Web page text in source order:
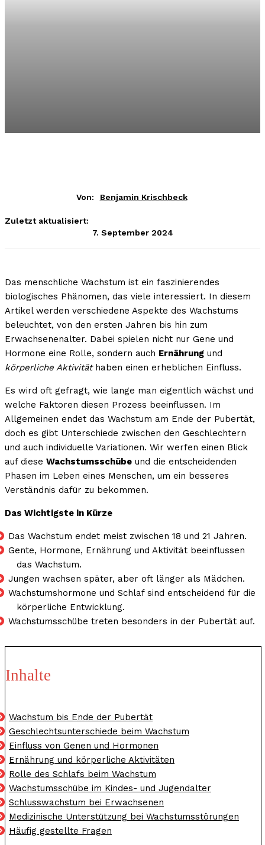
Von: Benjamin Krischbeck
Zuletzt aktualisiert:
7. September 2024
Das menschliche Wachstum ist ein faszinierendes
biologisches Phänomen, das viele interessiert. In diesem
Artikel werden verschiedene Aspekte des Wachstums
beleuchtet, von den ersten Jahren bis hin zum
Erwachsenenalter. Dabei spielen nicht nur Gene und
Hormone eine Rolle, sondern auch Ernährung und
körperliche Aktivitäthaben einen erheblichen Einfluss.
Es wird oft gefragt, wie lange man eigentlich wächst und
welche Faktoren diesen Prozess beeinflussen. Im
Allgemeinen endet das Wachstum am Ende der Pubertät,
doch es gibt Unterschiede zwischen den Geschlechtern
und auch individuelle Variationen. Wir werfen einen Blick
auf diese Wachstumsschübe und die entscheidenden
Phasen im Leben eines Menschen, um ein besseres
Verständnis dafür zu bekommen.
Das Wichtigste in Kürze
Das Wachstum endet meist zwischen 18 und 21 Jahren.
Gente, Hormone, Ernährung und Aktivität beeinflussen
das Wachstum.
Jungen wachsen später, aber oft länger als Mädchen.
Wachstumshormone und Schlaf sind entscheidend für die
körperliche Entwicklung.
Wachstumsschübe treten besonders in der Pubertät auf.
Inhalte
Wachstum bis Ende der Pubertät
Geschlechtsunterschiede beim Wachstum
Einfluss von Genen und Hormonen
Ernährung und körperliche Aktivitäten
Rolle des Schlafs beim Wachstum
Wachstumsschübe im Kindes- und Jugendalter
Schlusswachstum bei Erwachsenen
Medizinische Unterstützung bei Wachstumsstörungen
Häufig gestellte Fragen